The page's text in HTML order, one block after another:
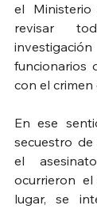
el Ministerio
revisar
funcionarios
con el crimen
En ese
secuestro
el
ocurrieron
lugar, se